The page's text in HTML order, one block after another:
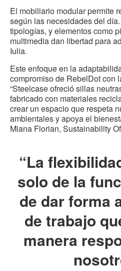
El mobiliario modular permite
según las necesidades del
tipologías, y elementos como
multimedia dan libertad para
Iulia.
Este enfoque en la
compromiso de RebelDot con
“Steelcase ofreció sillas
fabricado con materiales
crear un espacio que respeta
ambientales y apoya el
Miana Florian, Sustainability
“La
solo de la
de dar forma
de trabajo
manera